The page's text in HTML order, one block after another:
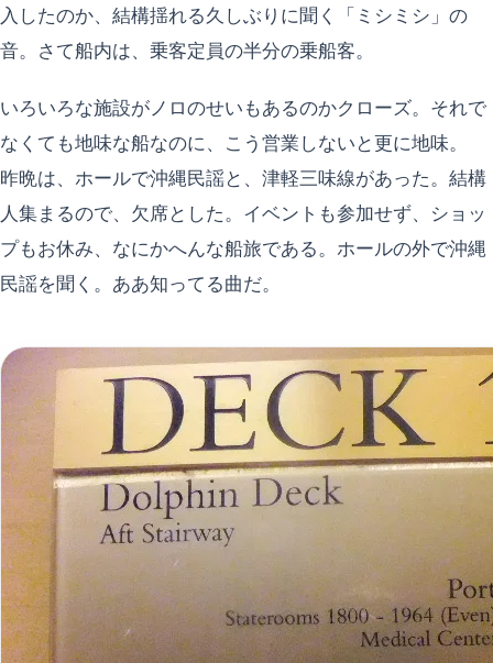
入したのか、結構揺れる久しぶりに聞く「ミシミシ」の
音。さて船内は、乗客定員の半分の乗船客。
いろいろな施設がノロのせいもあるのかクローズ。それで
なくても地味な船なのに、こう営業しないと更に地味。
昨晩は、ホールで沖縄民謡と、津軽三味線があった。結構
人集まるので、欠席とした。イベントも参加せず、ショッ
プもお休み、なにかへんな船旅である。ホールの外で沖縄
民謡を聞く。ああ知ってる曲だ。